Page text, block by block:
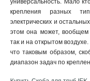
универсальность. Мало
крепления разных
электрических и
этом она может, вообщем
так и на открытом
что таковым образом,
диапазон задач по